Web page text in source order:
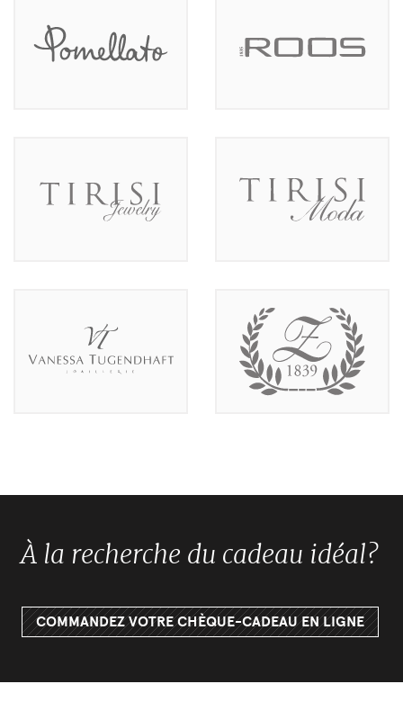
À la recherche du cadeau idéal?
COMMANDEZ VOTRE CHÈQUE-CADEAU EN LIGNE